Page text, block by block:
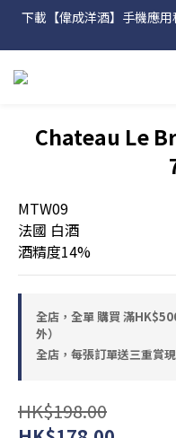
網店購滿
下載【偉成洋酒】手機應
網店購滿
Chateau Le
MTW09
法國 白酒
酒精度14%
全店，全單 購買 滿
外）
全店，每張訂單送三重賞
HK$198.00